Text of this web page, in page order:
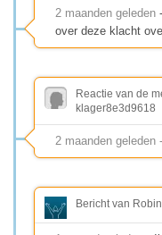
2 maanden geleden
over deze klacht
Reactie van de
klager8e3d9618
2 maanden geleden
Bericht van